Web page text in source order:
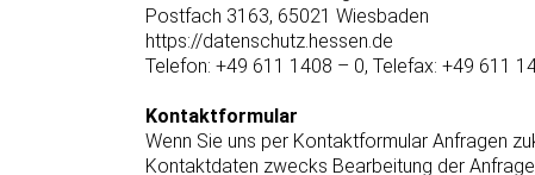
Postfach 3163, 65021 Wiesbaden
https://datenschutz.hessen.de
Telefon: +49 611 1408 – 0, Telefax: +49 611
Kontaktformular
Wenn Sie uns per Kontaktformular Anfragen
Kontaktdaten zwecks Bearbeitung der